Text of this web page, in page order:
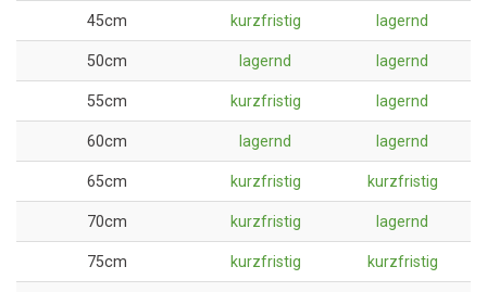
45cm kurzfristig lagernd
50cm lagernd lagernd
55cm kurzfristig lagernd
60cm lagernd lagernd
65cm kurzfristig kurzfristig
70cm kurzfristig lagernd
75cm kurzfristig kurzfristig